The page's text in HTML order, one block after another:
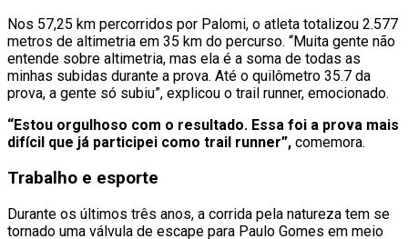
Nos 57,25 km percorridos por Palomi, o atleta totalizou 2.577
metros de altimetria em 35 km do percurso. “Muita gente não
entende sobre altimetria, mas ela é a soma de todas as
minhas subidas durante a prova. Até o quilômetro 35.7 da
prova, a gente só subiu”, explicou o trail runner, emocionado.
“Estou orgulhoso com o resultado. Essa foi a prova mais
difícil que já participei como trail runner”, comemora.
Trabalho e esporte
Durante os últimos três anos, a corrida pela natureza tem se
tornado uma válvula de escape para Paulo Gomes em meio